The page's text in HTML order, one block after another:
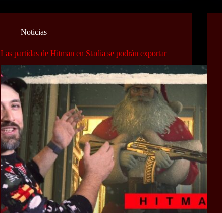
Noticias
Las partidas de Hitman en Stadia se podrán exportar